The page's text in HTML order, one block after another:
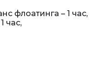
флоатинга – 1 час,
час,